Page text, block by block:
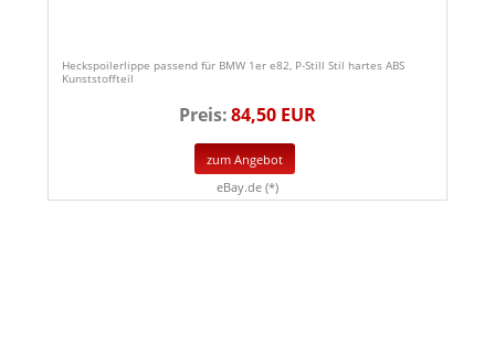
Heckspoilerlippe passend für BMW 1er e82, P-Still Stil hartes ABS
Kunststoffteil
Preis:84,50 EUR
zum Angebot
eBay.de (*)